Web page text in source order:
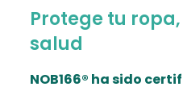
Protege tu
salud
NOB166® ha sido